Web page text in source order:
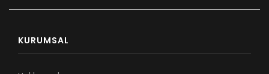
KURUMSAL